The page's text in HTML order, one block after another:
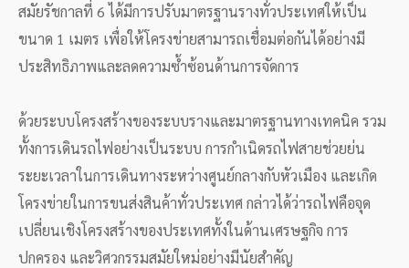
สมัยรัชกาลที่ 6 ได้มีการปรับมาตรฐานรางทั่วประเทศให้เป็น
ขนาด 1 เมตร เพื่อให้โครงข่ายสามารถเชื่อมต่อกันได้อย่างมี
ประสิทธิภาพและลดความซ้ำซ้อนด้านการจัดการ
ด้วยระบบโครงสร้างของระบบรางและมาตรฐานทางเทคนิค รวม
ทั้งการเดินรถไฟอย่างเป็นระบบ การกำเนิดรถไฟสายช่วยย่น
ระยะเวลาในการเดินทางระหว่างศูนย์กลางกับหัวเมือง และเกิด
โครงข่ายในการขนส่งสินค้าทั่วประเทศ กล่าวได้ว่ารถไฟคือจุด
เปลี่ยนเชิงโครงสร้างของประเทศทั้งในด้านเศรษฐกิจ การ
ปกครอง และวิศวกรรมสมัยใหม่อย่างมีนัยสำคัญ